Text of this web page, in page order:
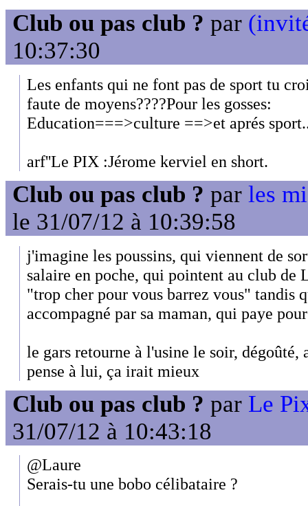
Club ou pas club ? par
10:37:30
Les enfants qui ne font pas de sport tu
faute de moyens????Pour les gosses:
Education===>culture ==>et aprés
arf''Le PIX :Jérome kerviel en short.
Club ou pas club ? par les
le 31/07/12 à 10:39:58
j'imagine les poussins, qui viennent de
salaire en poche, qui pointent au club de
"trop cher pour vous barrez vous" tandis
accompagné par sa maman, qui paye
le gars retourne à l'usine le soir,
pense à lui, ça irait mieux
Club ou pas club ? par Le
31/07/12 à 10:43:18
@Laure
Serais-tu une bobo célibataire ?